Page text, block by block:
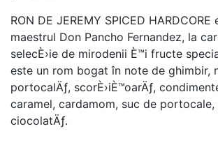
RON DE JEREMY SPICED
maestrul Don Pancho Fernandez, la
selecÈ›ie de mirodenii È™i fructe
este un rom bogat în note de ghimbir,
portocalÄƒ, scorÈ›iÈ™oarÄƒ,
caramel, cardamom, suc de portocale,
ciocolatÄƒ.